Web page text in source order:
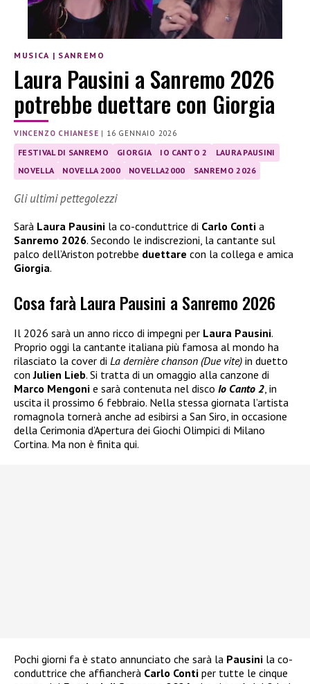
MUSICA | SANREMO
Laura Pausini a Sanremo 2026
potrebbe duettare con Giorgia
VINCENZO CHIANESE | 16 GENNAIO 2026
FESTIVAL DI SANREMO GIORGIA IO CANTO 2
LAURA PAUSINI
NOVELLA
NOVELLA 2000 NOVELLA2000 SANREMO 2026
Gli ultimi pettegolezzi
Sarà Laura Pausini la co-conduttrice di Carlo Conti a
Sanremo 2026. Secondo le indiscrezioni, la cantante sul
palco dell’Ariston potrebbe duettare con la collega e amica
Giorgia.
Cosa farà Laura Pausini a Sanremo 2026
Il 2026 sarà un anno ricco di impegni per Laura Pausini.
Proprio oggi la cantante italiana più famosa al mondo ha
rilasciato la cover di La dernière chanson (Due vite) in duetto
conJulien Lieb. Si tratta di un omaggio alla canzone di
Marco Mengoni e sarà contenuta nel disco Io Canto 2, in
uscita il prossimo 6 febbraio. Nella stessa giornata l’artista
romagnola tornerà anche ad esibirsi a San Siro, in occasione
della Cerimonia d’Apertura dei Giochi Olimpici di Milano
Cortina. Ma non è finita qui.
Pochi giorni fa è stato annunciato che sarà la Pausini la co-
conduttrice che affiancherà Carlo Conti per tutte le cinque